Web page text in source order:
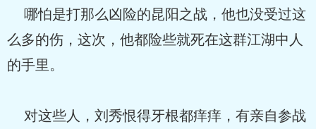
哪怕是打那么凶险的昆阳之战，他也没受过这
么多的伤，这次，他都险些就死在这群江湖中人
的手里。
对这些人，刘秀恨得牙根都痒痒，有亲自参战